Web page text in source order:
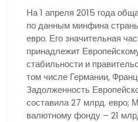
На 1 апреля 2015 года
по данным минфина
евро. Его значительная
принадлежит
стабильности и
том числе Германии,
Задолженность
составила 27 млрд. евро;
валютному фонду – 21